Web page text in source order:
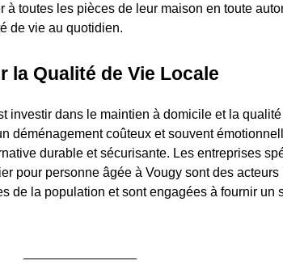
à toutes les pièces de leur maison en toute
de vie au quotidien.
la Qualité de Vie Locale
investir dans le maintien à domicile et la
déménagement coûteux et souvent
durable et sécurisante. Les entreprises
pour personne âgée à Vougy sont des acteurs
de la population et sont engagées à fournir un